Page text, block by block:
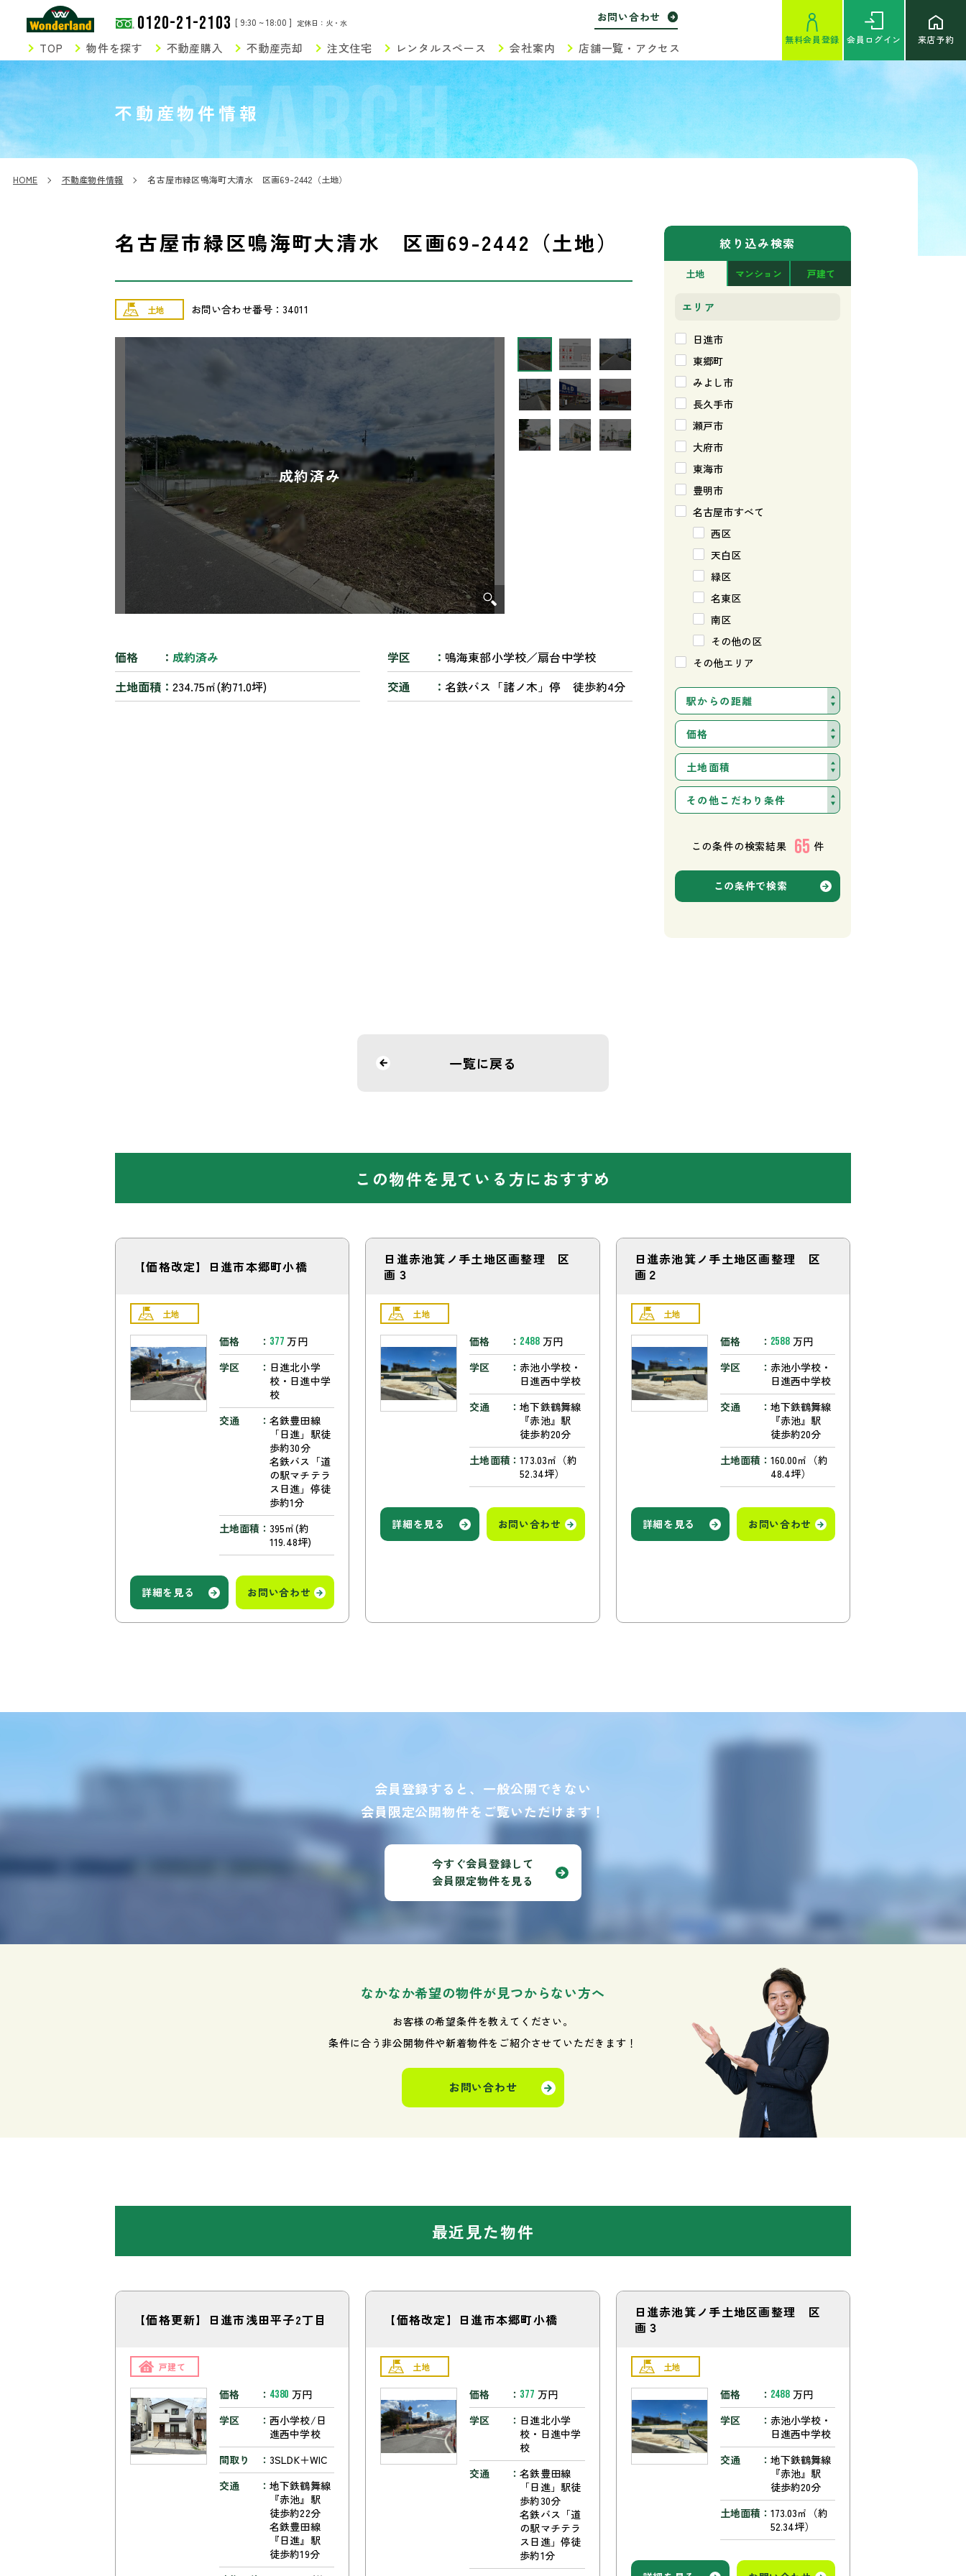
0120-21-2103 [ 9:30 ~ 18:00 ] 定休日：火・水
無料会員登録 会員 ログイン 来店予約
TOP 物件を探す 不動産購入 不動産売却 注文住宅 レンタルスペース 会社案内 店舗一覧・アクセス
お問い合わせ
不動産物件情報
SEARCH
HOME 不動産物件情報 名古屋市緑区鳴海町大清水 区画69-2442（土地）
絞り込み検索
土地 マンション 戸建て
エリア
日進市
東郷町
みよし市
長久手市
瀬戸市
大府市
東海市
豊明市
名古屋市すべて
西区
天白区
緑区
名東区
南区
その他の区
その他エリア
駅からの距離
価格
土地面積
その他こだわり条件
この条件の検索結果 65 件
この条件で検索
名古屋市緑区鳴海町大清水 区画69-2442（土地）
土地 お問い合わせ番号：34011
価格
成約済み
土地面積
234.75㎡(約71.0坪)
学区
鳴海東部小学校／扇台中学校
交通
名鉄バス「諸ノ木」停 徒歩約4分
一覧に戻る
この物件を見ている方におすすめ
【価格改定】日進市本郷町小橋
土地
価格 377 万円
学区
日進北小学
校・日進中学
校
交通
名鉄豊田線
「日進」駅徒
歩約30分
名鉄バス「道
の駅マチテラ
ス日進」停徒
歩約1分
土地面積
395㎡(約
119.48坪)
詳細を見る お問い合わせ
日進赤池箕ノ手土地区画整理 区
画３
土地
価格 2488 万円
学区
赤池小学校・
日進西中学校
交通
地下鉄鶴舞線
『赤池』駅
徒歩約20分
土地面積
173.03㎡（約
52.34坪）
詳細を見る お問い合わせ
日進赤池箕ノ手土地区画整理 区
画２
土地
価格 2588 万円
学区
赤池小学校・
日進西中学校
交通
地下鉄鶴舞線
『赤池』駅
徒歩約20分
土地面積
160.00㎡（約
48.4坪）
詳細を見る お問い合わせ
会員登録すると、一般公開できない
会員限定公開物件をご覧いただけます！
今すぐ会員登録して
会員限定物件を見る
なかなか希望の物件が見つからない方へ
お客様の希望条件を教えてください。
条件に合う非公開物件や新着物件を ご紹介させていただきます！
お問い合わせ
最近見た物件
【価格更新】日進市浅田平子2丁目
戸建て
価格 4380 万円
学区
西小学校/日
進西中学校
間取り
3SLDK＋WIC
交通
地下鉄鶴舞線
『赤池』駅
徒歩約22分
名鉄豊田線
『日進』駅
徒歩約19分
【価格改定】日進市本郷町小橋
土地
価格 377 万円
学区
日進北小学
校・日進中学
校
交通
名鉄豊田線
「日進」駅徒
歩約30分
名鉄バス「道
の駅マチテラ
ス日進」停徒
歩約1分
日進赤池箕ノ手土地区画整理 区
画３
土地
価格 2488 万円
学区
赤池小学校・
日進西中学校
交通
地下鉄鶴舞線
『赤池』駅
徒歩約20分
土地面積
173.03㎡（約
52.34坪）